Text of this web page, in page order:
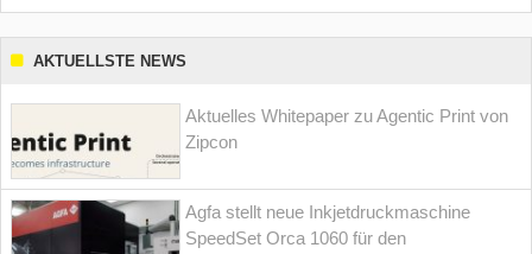
AKTUELLSTE NEWS
Aktuelles Whitepaper zu Agentic Print von
Zipcon
Agfa stellt neue Inkjetdruckmaschine
SpeedSet Orca 1060 für den